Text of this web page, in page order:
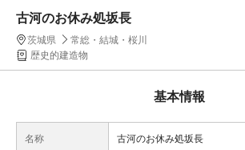
古河のお休み処坂長
茨城県
常総・結城・桜川
歴史的建造物
基本情報
名称 古河のお休み処坂長